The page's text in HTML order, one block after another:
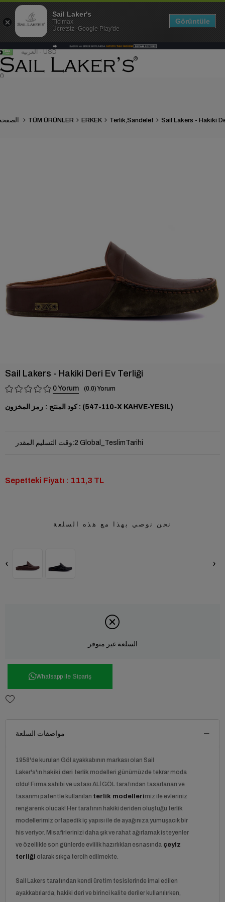
العربية - USD
0
TÜM ÜRÜNLER ERKEK Terlik,Sandelet
Sail Lakers - Hakiki Deri Ev Terliği
0 0.0
رمز المخزون (110-547-X KAHVE-YESIL)
وقت التسليم المقدر:2 Global_TeslimTarihi
Sepetteki Fiyatı : 111,3 TL
نحن نوصي بهذا مع هذه السلعة
‹ ›
السلعة غير متوفر
Whatsapp ile Sipariş
مواصفات السلعة
1958'de kurulan Göl ayakkabının markası olan Sail
Laker's'ın hakiki deri terlik modelleri günümüzde tekrar moda
oldu! Firma sahibi ve ustası ALİ GÖL tarafından tasarlanan ve
tasarımı patentle kullanılan terlik modellerimiz ile evleriniz
rengarenk olucak! Her tarafının hakiki deriden oluştuğu terlik
modellerimiz ortapedik iç yapısı ile de ayağınıza yumuşacık bir
his veriyor. Misafirlerinizi daha şık ve rahat ağırlamak isteyenler
ve özellikle son günlerde evlilik hazırlıkları esnasında çeyiz
terliği olarak sıkça tercih edilmekte.
Sail Lakers tarafından kendi üretim tesislerinde imal edilen
ayakkabılarda, hakiki deri ve birinci kalite deriler kullanılırken,
Sail Laker's
Ticimax
Ücretsiz -Google Play'de
Görüntüle